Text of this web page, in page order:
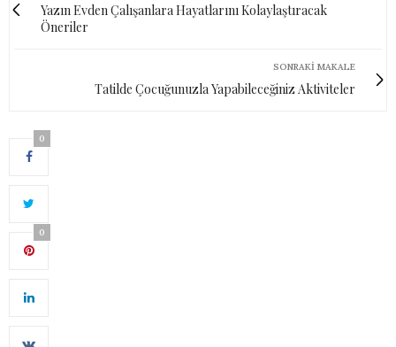
Yazın Evden Çalışanlara Hayatlarını Kolaylaştıracak
Öneriler
SONRAKI MAKALE
Tatilde Çocuğunuzla Yapabileceğiniz Aktiviteler
0
0